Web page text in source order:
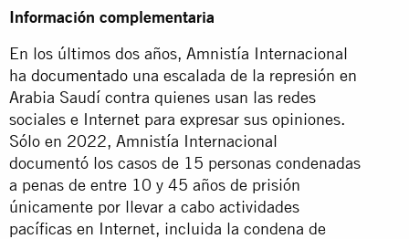
Información complementaria
En los últimos dos años, Amnistía Internacional
ha documentado una escalada de la represión en
Arabia Saudí contra quienes usan las redes
sociales e Internet para expresar sus opiniones.
Sólo en 2022, Amnistía Internacional
documentó los casos de 15 personas condenadas
a penas de entre 10 y 45 años de prisión
únicamente por llevar a cabo actividades
pacíficas en Internet, incluida la condena de